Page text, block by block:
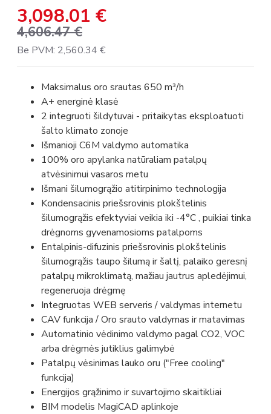
3,098.01 €
4,606.47 €
Be PVM: 2,560.34 €
Maksimalus oro srautas 650 m³/h
A+ energinė klasė
2 integruoti šildytuvai - pritaikytas eksploatuoti
šalto klimato zonoje
Išmanioji C6M valdymo automatika
100% oro apylanka natūraliam patalpų
atvėsinimui vasaros metu
Išmani šilumogrąžio atitirpinimo technologija
Kondensacinis priešsrovinis plokštelinis
šilumogrąžis efektyviai veikia iki -4°C , puikiai tinka
drėgnoms gyvenamosioms patalpoms
Entalpinis-difuzinis priešsrovinis plokštelinis
šilumogrąžis taupo šilumą ir šaltį, palaiko geresnį
patalpų mikroklimatą, mažiau jautrus apledėjimui,
regeneruoja drėgmę
Integruotas WEB serveris / valdymas internetu
CAV funkcija / Oro srauto valdymas ir matavimas
Automatinio vėdinimo valdymo pagal CO2, VOC
arba drėgmės jutiklius galimybė
Patalpų vėsinimas lauko oru ("Free cooling"
funkcija)
Energijos grąžinimo ir suvartojimo skaitikliai
BIM modelis MagiCAD aplinkoje